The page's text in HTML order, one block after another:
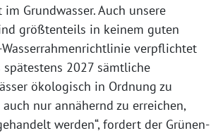
Grundwasser. Auch unsere
größtenteils in keinem guten
Wasserrahmenrichtlinie verpflichtet
spätestens 2027 sämtliche
ökologisch in Ordnung zu
nur annähernd zu erreichen,
werden“, fordert der Grünen-